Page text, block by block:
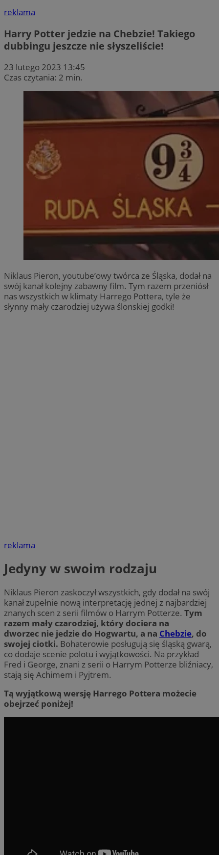
reklama
Harry Potter jedzie na Chebzie! Takiego
dubbingu jeszcze nie słyszeliście!
23 lutego 2023 13:45
Czas czytania: 2 min.
Niklaus Pieron, youtube’owy twórca ze Śląska, dodał na
swój kanał kolejny zabawny film. Tym razem przeniósł
nas wszystkich w klimaty Harrego Pottera, tyle że
słynny mały czarodziej używa ślonskiej godki!
reklama
Jedyny w swoim rodzaju
Niklaus Pieron zaskoczył wszystkich, gdy dodał na swój
kanał zupełnie nową interpretację jednej z najbardziej
znanych scen z serii filmów o Harrym Potterze. Tym
razem mały czarodziej, który dociera na
dworzec nie jedzie do Hogwartu, a na Chebzie, do
swojej ciotki. Bohaterowie posługują się śląską gwarą,
co dodaje scenie polotu i wyjątkowości. Na przykład
Fred i George, znani z serii o Harrym Potterze bliźniacy,
stają się Achimem i Pyjtrem.
Tą wyjątkową wersję Harrego Pottera możecie
obejrzeć poniżej!